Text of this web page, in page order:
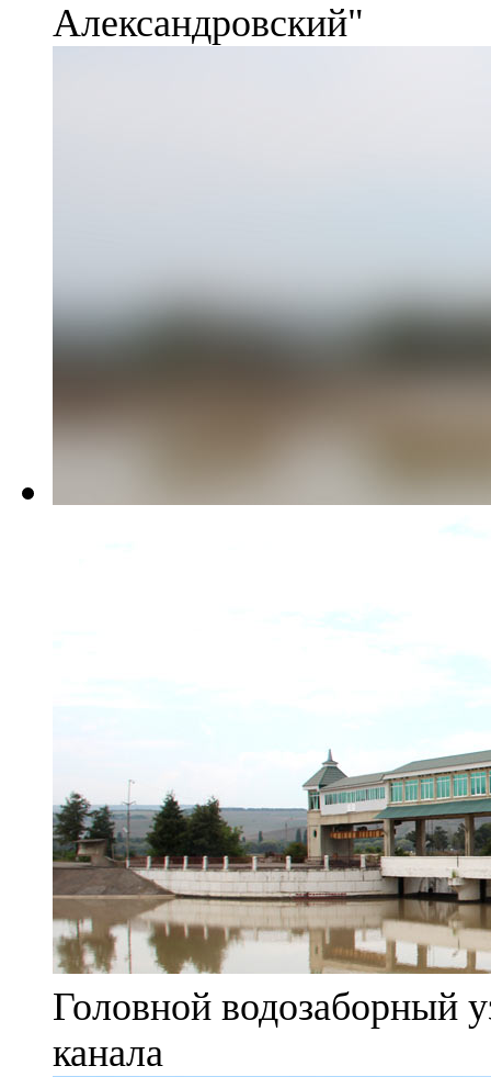
Александровский"
Головной водозаборный
канала